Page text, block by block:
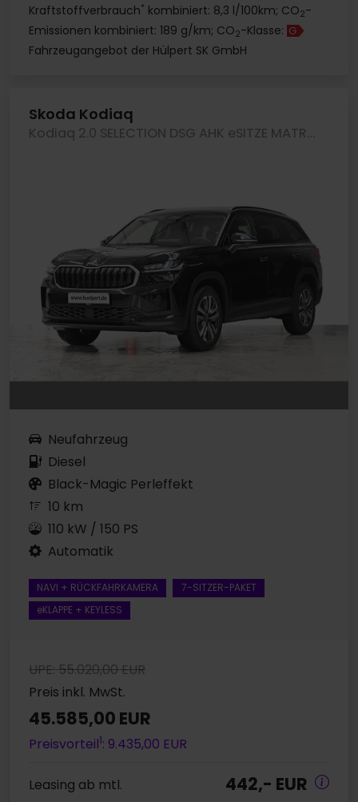
Kraftstoffverbrauch* kombiniert: 8,3 l/100km; CO2-
Emissionen kombiniert: 189 g/km; CO2-Klasse: G
Fahrzeugangebot der Hülpert SK GmbH
Skoda Kodiaq
Kodiaq 2.0 SELECTION DSG AHK eSITZE MATRIXLED
Neufahrzeug
Diesel
Black-Magic Perleffekt
10 km
110 kW / 150 PS
Automatik
NAVI + RÜCKFAHRKAMERA
7-SITZER-PAKET
eKLAPPE + KEYLESS
UPE: 55.020,00 EUR
Preis inkl. MwSt.
45.585,00 EUR
Preisvorteil1: 9.435,00 EUR
Leasing ab mtl. 442,- EUR